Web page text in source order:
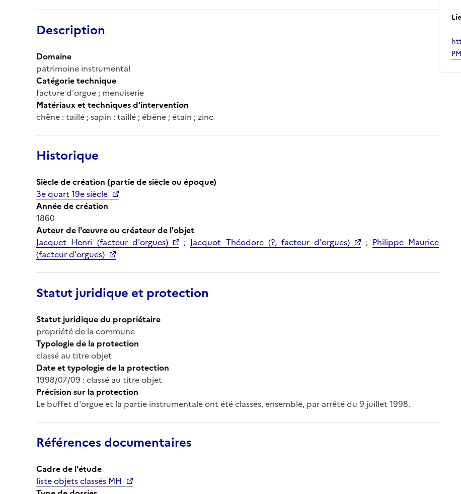
Description
Domaine
patrimoine instrumental
Catégorie technique
facture d'orgue ; menuiserie
Matériaux et techniques d'intervention
chêne : taillé ; sapin : taillé ; ébène ; étain ; zinc
Historique
Siècle de création (partie de siècle ou époque)
3e quart 19e siècle
Année de création
1860
Auteur de l'œuvre ou créateur de l'objet
Jacquet Henri (facteur d'orgues)
; Jacquot Théodore (?, facteur d'orgues) ; Philippe Maurice
(facteur d'orgues)
Statut juridique et protection
Statut juridique du propriétaire
propriété de la commune
Typologie de la protection
classé au titre objet
Date et typologie de la protection
1998/07/09 : classé au titre objet
Précision sur la protection
Le buffet d'orgue et la partie instrumentale ont été classés, ensemble, par arrêté du 9 juillet 1998.
Références documentaires
Cadre de l'étude
liste objets classés MH